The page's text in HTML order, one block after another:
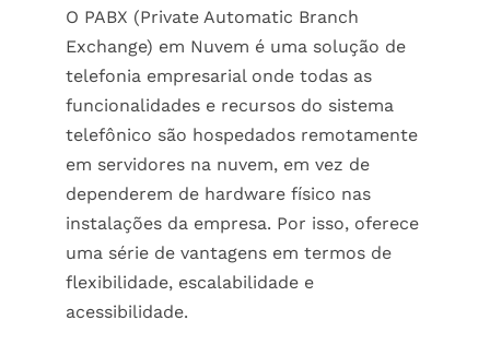
O PABX (Private Automatic Branch
Exchange) em Nuvem é uma solução de
telefonia empresarial onde todas as
funcionalidades e recursos do sistema
telefônico são hospedados remotamente
em servidores na nuvem, em vez de
dependerem de hardware físico nas
instalações da empresa. Por isso, oferece
uma série de vantagens em termos de
flexibilidade, escalabilidade e
acessibilidade.